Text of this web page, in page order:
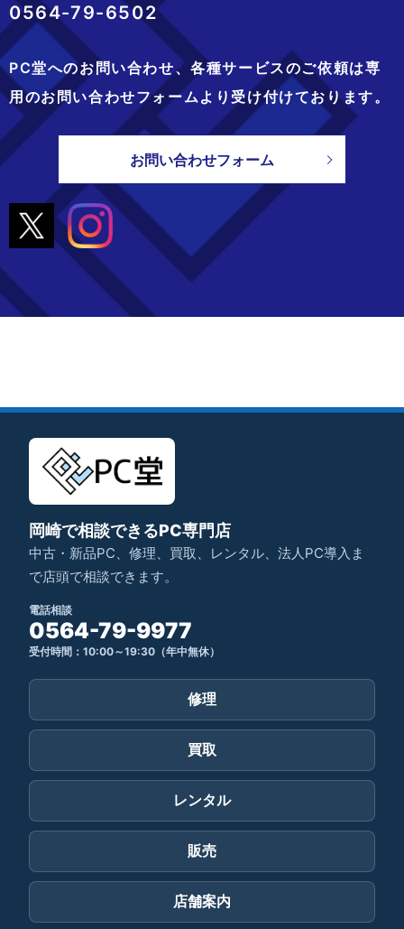
0564-79-6502
PC堂へのお問い合わせ、各種サービスのご依頼は専
用のお問い合わせフォームより 受け付けております。
お問い合わせフォーム
岡崎で相談できるPC専門店
中古・新品PC、修理、買取、レンタル、法人PC導入ま
で店頭で相談できます。
電話相談
0564-79-9977
受付時間：10:00～19:30（年中無休）
修理
買取
レンタル
販売
店舗案内